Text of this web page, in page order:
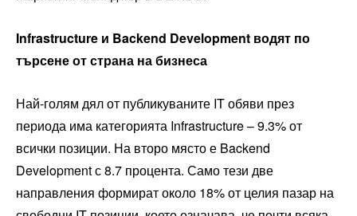
Infrastructure и Backend Development водят по
търсене от страна на бизнеса
Най-голям дял от публикуваните IT обяви през
периода има категорията Infrastructure – 9.3% от
всички позиции. На второ място е Backend
Development с 8.7 процента. Само тези две
направления формират около 18% от целия пазар на